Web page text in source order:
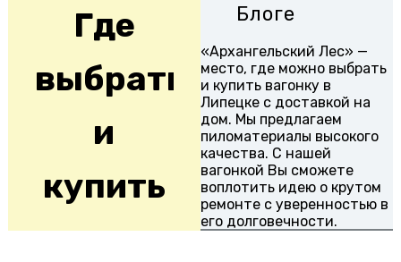
Где
выбрать
и
купить
вагонку
Блоге
«Архангельский Лес» —
место, где можно выбрать
и купить вагонку в
Липецке с доставкой на
дом. Мы предлагаем
пиломатериалы высокого
качества. С нашей
вагонкой Вы сможете
воплотить идею о крутом
ремонте с уверенностью в
его долговечности.